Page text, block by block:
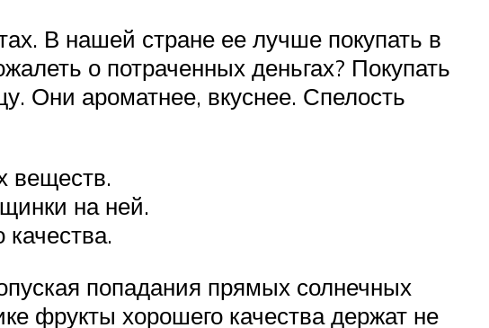
В нашей стране ее лучше покупать в
о потраченных деньгах? Покупать
Они ароматнее, вкуснее. Спелость
веществ.
на ней.
попадания прямых солнечных
фрукты хорошего качества держат не